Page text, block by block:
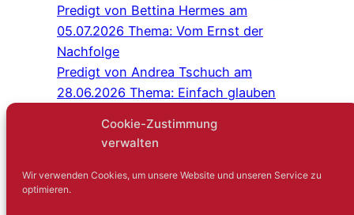
Cookie-Zustimmung
verwalten
Wir verwenden Cookies, um unsere Website und unseren Service zu
optimieren.
Predigt von Bettina Hermes am
05.07.2026 Thema: Vom Ernst der
Nachfolge
Predigt von Andrea Tschuch am
28.06.2026 Thema: Einfach glauben
Predigt von Sabine Herwig am
Gottesdienst im Schlosshof Lüntenbeck
Kreuz-und-quer-Gespräch: Niemand